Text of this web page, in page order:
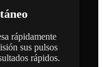
rápidamente
sus pulsos
rápidos.